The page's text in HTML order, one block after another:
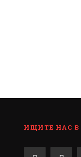
ИЩИТЕ НАС В